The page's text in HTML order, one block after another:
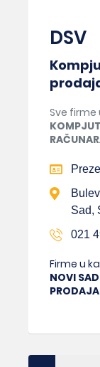
DSV
Sve
Sad,
021
Firme u
NOVI